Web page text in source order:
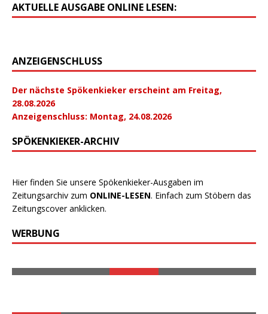
AKTUELLE AUSGABE ONLINE LESEN:
ANZEIGENSCHLUSS
Der nächste Spökenkieker erscheint am Freitag,
28.08.2026
Anzeigenschluss: Montag, 24.08.2026
SPÖKENKIEKER-ARCHIV
Hier finden Sie unsere Spökenkieker-Ausgaben im
Zeitungsarchiv zum ONLINE-LESEN. Einfach zum Stöbern das
Zeitungscover anklicken.
WERBUNG